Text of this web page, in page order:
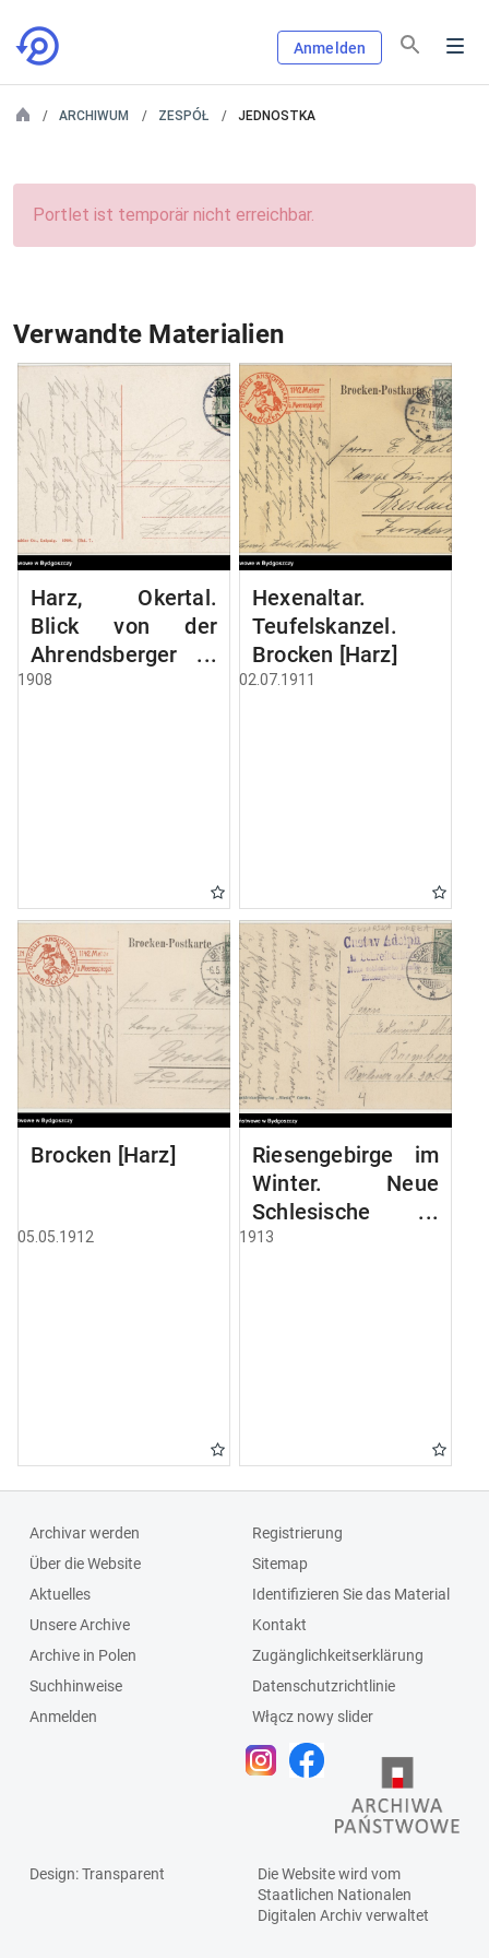
Anmelden
ARCHIWUM ZESPÓŁ JEDNOSTKA
Portlet ist temporär nicht erreichbar.
Verwandte Materialien
Harz, Okertal.
Blick von der
Ahrendsberger
Klippe
1908
Hexenaltar.
Teufelskanzel.
Brocken [Harz]
02.07.1911
Brocken [Harz]
05.05.1912
Riesengebirge im
Winter. Neue
Schlesische
Baude, 1195 mtr
1913
Archivar werden
Über die Website
Aktuelles
Unsere Archive
Archive in Polen
Suchhinweise
Anmelden
Registrierung
Sitemap
Identifizieren Sie das Material
Kontakt
Zugänglichkeitserklärung
Datenschutzrichtlinie
Włącz nowy slider
Design: Transparent
Die Website wird vom
Staatlichen Nationalen
Digitalen Archivverwaltet